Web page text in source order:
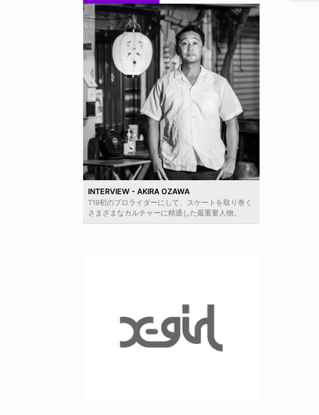
INTERVIEW - AKIRA OZAWA
T19初のプロライダーにして、スケートを取り巻く
さまざまなカルチャーに精通した最重要人物。